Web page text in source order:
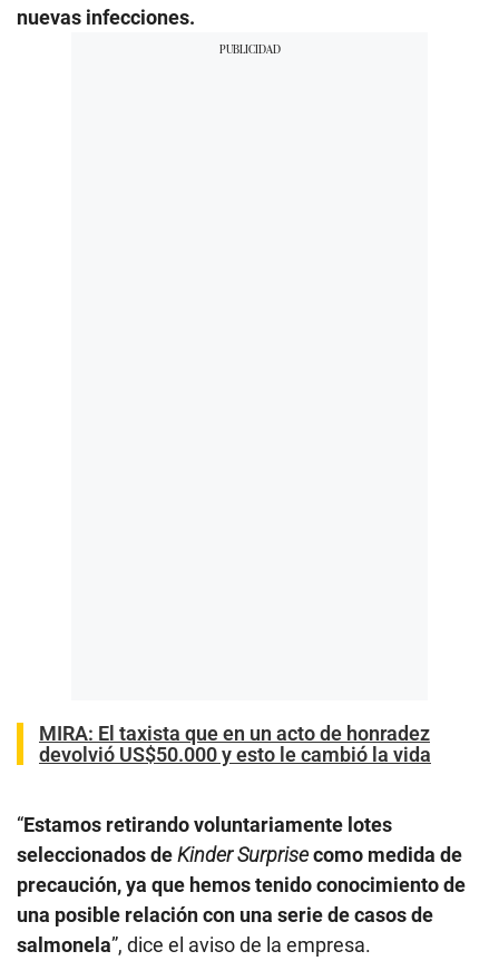
nuevas infecciones.
MIRA: El taxista que en un acto de honradez
devolvió US$50.000 y esto le cambió la vida
“Estamos retirando voluntariamente lotes
seleccionados deKinder Surprisecomo medida de
precaución, ya que hemos tenido conocimiento de
una posible relación con una serie de casos de
salmonela”, dice el aviso de la empresa.